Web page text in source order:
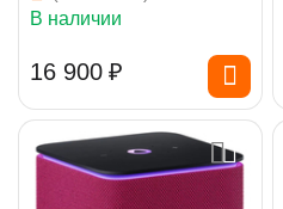
В наличии
16 900 ₽